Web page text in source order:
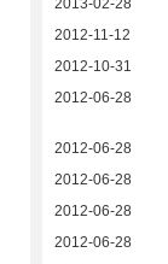
2013-02-28
2012-11-12
2012-10-31
2012-06-28
2012-06-28
2012-06-28
2012-06-28
2012-06-28